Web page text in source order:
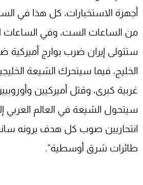
أجهزة الاستخبارات، كل هذا في
من الساعات الست، وفي الساعات
ستتولى إيران ضرب بوارج أميركية
الخليج، فيما سيتحرك الشيعة
غربية كبرى، وقتل أميركيين
سيتحول الشيعة في العالم العربي
انتحاريين صوب كل هدف يرونه
طائرات شرق أوسطية".